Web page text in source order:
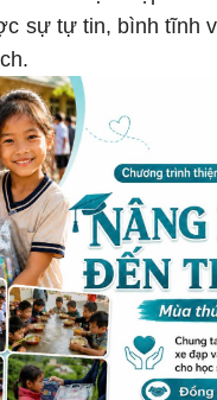
sự tự tin, bình tĩnh